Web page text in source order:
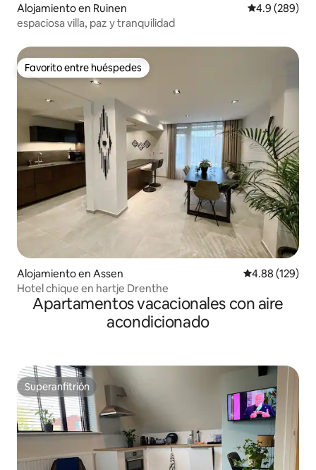
Alojamiento en Ruinen Calificación
4.9 (289)
espaciosa villa, paz y tranquilidad
Favorito entre huéspedes
Favorito entre huéspedes
Alojamiento en Assen Calificación
4.88 (129)
Hotel chique en hartje Drenthe
Apartamentos vacacionales con aire
acondicionado
Superanfitrión
Superanfitrión